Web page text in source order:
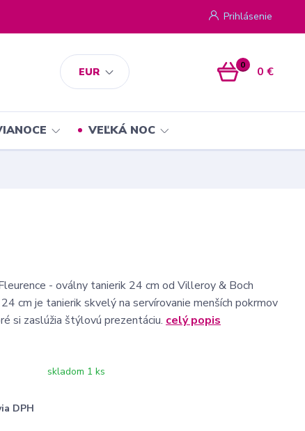
EUR
Prihlásenie
0 0 €
VEĽKÁ NOC
- oválny tanierik 24 cm od Villeroy & Boch
cm je tanierik skvelý na servírovanie menších pokrmov
si zaslúžia štýlovú prezentáciu. celý popis
skladom 1 ks
DPH